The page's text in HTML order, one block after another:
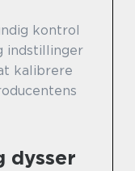
kontrol
indstillinger
kalibrere
dysser